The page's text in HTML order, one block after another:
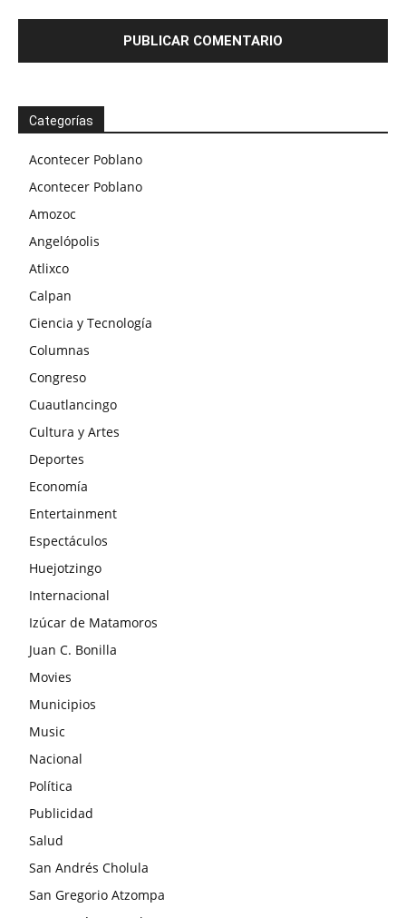
Categorías
Acontecer Poblano
Acontecer Poblano
Amozoc
Angelópolis
Atlixco
Calpan
Ciencia y Tecnología
Columnas
Congreso
Cuautlancingo
Cultura y Artes
Deportes
Economía
Entertainment
Espectáculos
Huejotzingo
Internacional
Izúcar de Matamoros
Juan C. Bonilla
Movies
Municipios
Music
Nacional
Política
Publicidad
Salud
San Andrés Cholula
San Gregorio Atzompa